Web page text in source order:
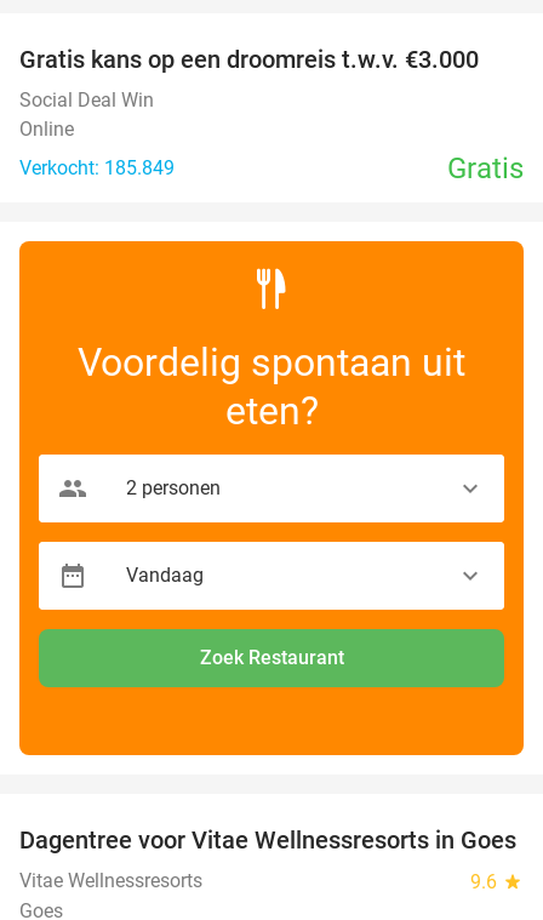
Gratis kans op een droomreis t.w.v. €3.000
Social Deal Win
Online
Verkocht: 185.849
Gratis
Voordelig spontaan uit
eten?
Zoek Restaurant
49%
Dagentree voor Vitae Wellnessresorts in Goes
Vitae Wellnessresorts 9.6 star
Goes